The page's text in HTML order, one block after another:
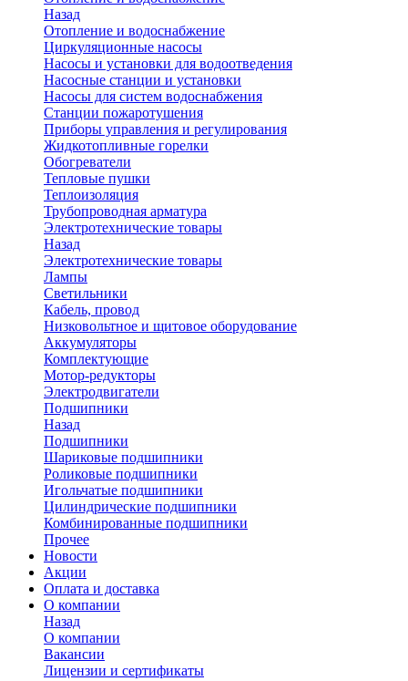
Назад
Отопление и водоснабжение
Циркуляционные насосы
Насосы и установки для водоотведения
Насосные станции и установки
Насосы для систем водоснабжения
Станции пожаротушения
Приборы управления и регулирования
Жидкотопливные горелки
Обогреватели
Тепловые пушки
Теплоизоляция
Трубопроводная арматура
Электротехнические товары
Назад
Электротехнические товары
Лампы
Светильники
Кабель, провод
Низковольтное и щитовое оборудование
Аккумуляторы
Комплектующие
Мотор-редукторы
Электродвигатели
Подшипники
Назад
Подшипники
Шариковые подшипники
Роликовые подшипники
Игольчатые подшипники
Цилиндрические подшипники
Комбинированные подшипники
Прочее
Новости
Акции
Оплата и доставка
О компании
Назад
О компании
Вакансии
Лицензии и сертификаты